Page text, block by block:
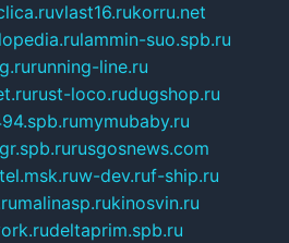
vlast16.rukorru.net
lammin-suo.spb.ru
running-line.ru
rust-loco.rudugshop.ru
mymubaby.ru
rusgosnews.com
w-dev.ruf-ship.ru
malinasp.rukinosvin.ru
deltaprim.spb.ru